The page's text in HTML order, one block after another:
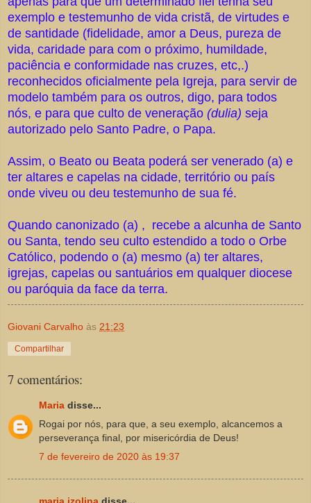
exemplo e testemunho de vida cristã, de virtudes e
de santidade (fidelidade, amor a Deus, pureza de
vida, caridade para com o próximo, humildade,
paciência e conformidade nas cruzes, etc,.)
reconhecidos oficialmente pela Igreja, para servir de
modelo também para os outros, digo, para todos
nós, e para que culto de veneração (dulia) seja
autorizado pelo Santo Padre, o Papa.
Assim, o Beato ou Beata poderá ser venerado (a) e
ter altares e capelas na cidade, território ou país
onde viveu ou deu testemunho de sua fé.
Quando canonizado (a) , recebe a alcunha de Santo
ou Santa, tendo seu culto estendido a todo o Orbe
Católico, podendo o (a) mesmo (a) ter altares,
igrejas, capelas ou santuários em qualquer diocese
ou paróquia da face da terra.
Giovani Carvalho às 21:23
Compartilhar
7 comentários:
Maria disse...
Rogai por nós, para que, a seu exemplo, alcancemos a
perseverança final, por misericórdia de Deus!
7 de fevereiro de 2020 às 19:37